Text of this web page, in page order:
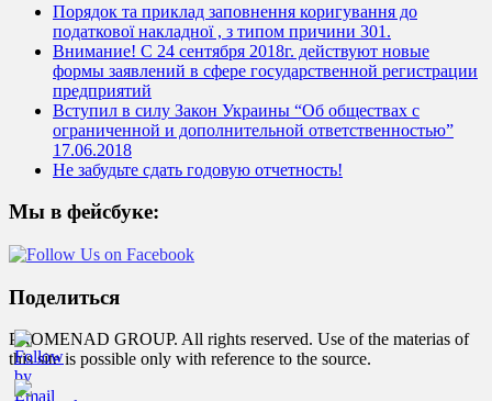
Порядок та приклад заповнення коригування до
податкової накладної , з типом причини 301.
Внимание! С 24 сентября 2018г. действуют новые
формы заявлений в сфере государственной регистрации
предприятий
Вступил в силу Закон Украины “Об обществах с
ограниченной и дополнительной ответственностью”
17.06.2018
Не забудьте сдать годовую отчетность!
Мы в фейсбуке:
Поделиться
PROMENAD GROUP. All rights reserved. Use of the materias of
this site is possible only with reference to the source.